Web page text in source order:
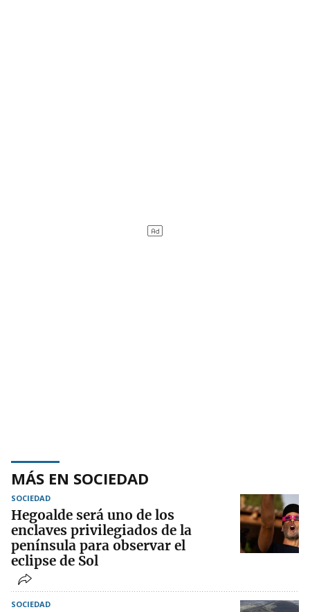
MÁS EN SOCIEDAD
SOCIEDAD
Hegoalde será uno de los
enclaves privilegiados de la
península para observar el
eclipse de Sol
SOCIEDAD